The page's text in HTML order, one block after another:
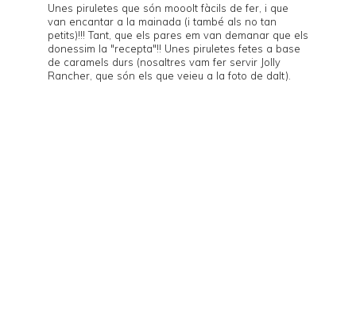
Unes piruletes que són mooolt fàcils de fer, i que
van encantar a la mainada (i també als no tan
petits)!!! Tant, que els pares em van demanar que els
donessim la "recepta"!! Unes piruletes fetes a base
de caramels durs (nosaltres vam fer servir Jolly
Rancher , que són els que veieu a la foto de dalt).